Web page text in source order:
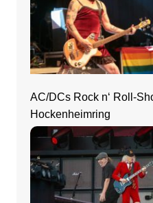
AC/DCs Rock n‘ Roll-
Hockenheimring